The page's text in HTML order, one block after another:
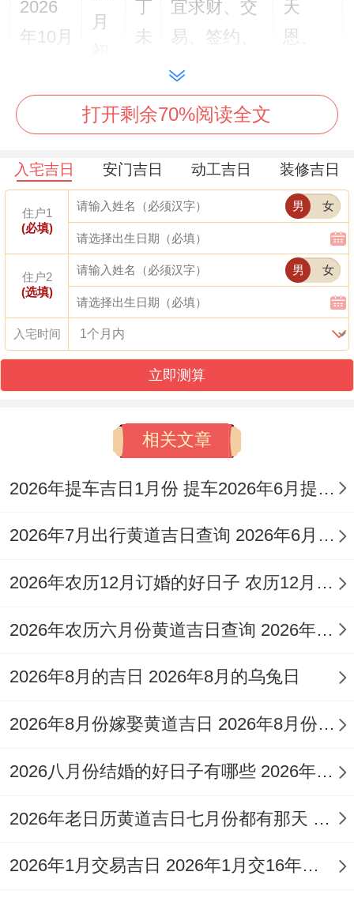
2026
年10月
月
丁
未
宜求财、交
易、签约、
入宅
天
恩、
2026
年10月
九
十
一
庚
戌
日
宜嫁娶、订
盟、纳采、
入宅
天
贵、
玉堂
2026
年10月
28日
九
月
十
四
癸
丑
宜开业、动
土、入宅、
天
2026
丙
辰
日
宅、修造
天
2026
2日
月
十
戊
日
宜求财、交
入宅
合、
月德
的;像天德，月德、天喜，天赦这些都是相当
吉利的神煞，当它们值日的时候;办事自然会
方向的参考；具体到每个人假如能结合自己
除了挑日子，当天的时辰也有讲究，普通会
打开剩余70%阅读全文
入宅吉日 安门吉日 动工吉日 装修吉日
住户1
(必填)
男 女
住户2
(选填)
男 女
入宅时间
立即测算
相关文章
2026年提车吉日1月份 提车2026年6月提车吉日
2026年7月出行黄道吉日查询 2026年6月份的出行黄道吉日
2026年农历12月订婚的好日子 农历12月适合订婚的日子
2026年农历六月份黄道吉日查询 2026年农历几月出生好
2026年8月的吉日 2026年8月的乌兔日
2026年8月份嫁娶黄道吉日 2026年8月份适合结婚的黄道吉日有哪些
2026八月份结婚的好日子有哪些 2026年八月六号结婚
2026年老日历黄道吉日七月份都有那天 2026年年历
2026年1月交易吉日 2026年1月交16年大城金拿多退休金